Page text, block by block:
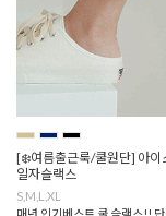
[❄️여름출근룩/쿨원단] 아이
일자슬랙스
S,M,L,XL